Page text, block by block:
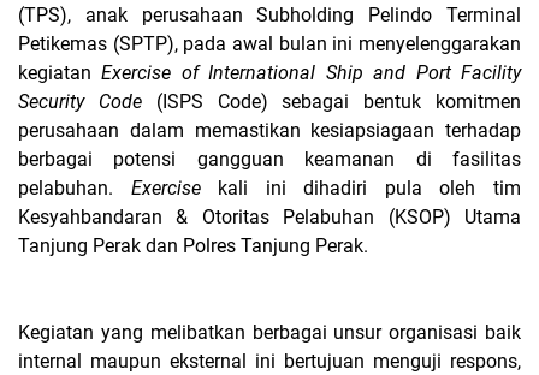
(TPS), anak perusahaan Subholding Pelindo Terminal
Petikemas (SPTP), pada awal bulan ini menyelenggarakan
kegiatanExercise of International Ship and Port Facility
Security Code (ISPS Code) sebagai bentuk komitmen
perusahaan dalam memastikan kesiapsiagaan terhadap
berbagai potensi gangguan keamanan di fasilitas
pelabuhan. Exercise kali ini dihadiri pula oleh tim
Kesyahbandaran & Otoritas Pelabuhan (KSOP) Utama
Tanjung Perak dan Polres Tanjung Perak.
Kegiatan yang melibatkan berbagai unsur organisasi baik
internal maupun eksternal ini bertujuan menguji respons,